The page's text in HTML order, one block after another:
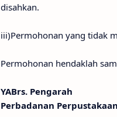
disahkan.
iii)Permohonan yang tidak
Permohonan hendaklah
YABrs. Pengarah
Perbadanan